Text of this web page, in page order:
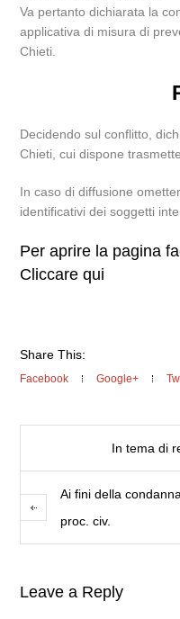
Va pertanto dichiarata la
applicativa di misura di
Chieti.
Decidendo sul conflitto,
Chieti, cui dispone
In caso di diffusione
identificativi dei soggetti
Per aprire la pagina
Cliccare qui
Share This:
Facebook Google+
In tema di
Ai fini della
proc. civ.
Leave a Reply